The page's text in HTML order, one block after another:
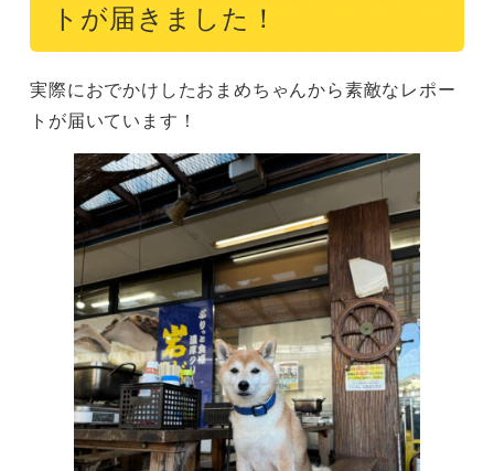
トが届きました！
実際におでかけしたおまめちゃんから素敵なレポー
トが届いています！